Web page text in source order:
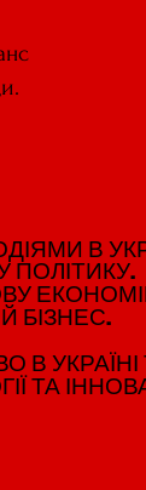
В
ПОЛІТИКУ.
БІЗНЕС.
УКРАЇНІ
ТА
В
ПОЛІТИКУ.
БІЗНЕС.
УКРАЇНІ
ТА